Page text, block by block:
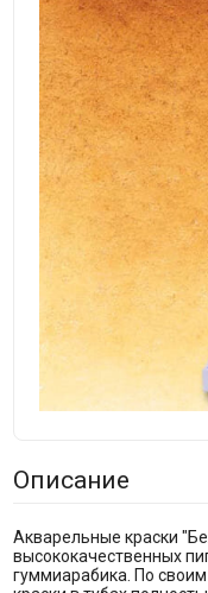
Описание
Акварельные краски
высококачественных
гуммиарабика. По